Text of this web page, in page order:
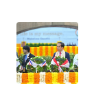
WN
SULUT